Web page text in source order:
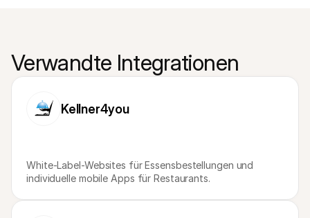
Verwandte Integrationen
Kellner4you
White-Label-Websites für Essensbestellungen und
individuelle mobile Apps für Restaurants.